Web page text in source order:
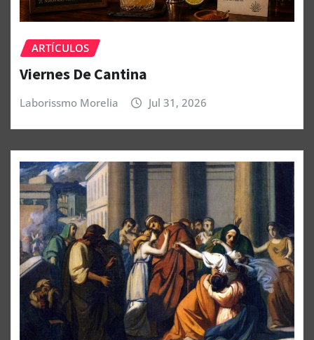
ARTÍCULOS
Viernes De Cantina
Laborissmo Morelia Jul 31, 2026